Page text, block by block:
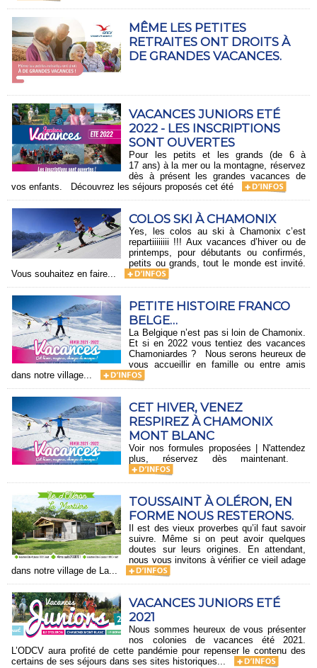
MÊME LES PETITES
RETRAITES ONT DROITS À
DE GRANDES VACANCES.
VACANCES JUNIORS ETÉ
2022 - LES INSCRIPTIONS
SONT OUVERTES
Pour les petits et les grands (de 6 à
17 ans) à la mer ou la montagne, réservez
dès à présent les grandes vacances de
vos enfants. Découvrez les séjours proposés cet été
COLOS SKI À CHAMONIX
Yes, les colos au ski à Chamonix c’est
repartiiiiiiii !!! Aux vacances d’hiver ou de
printemps, pour débutants ou confirmés,
petits ou grands, tout le monde est invité.
Vous souhaitez en faire...
PETITE HISTOIRE FRANCO
BELGE…
La Belgique n’est pas si loin de Chamonix.
Et si en 2022 vous tentiez des vacances
Chamoniardes ? Nous serons heureux de
vous accueillir en famille ou entre amis
dans notre village...
CET HIVER, VENEZ
RESPIREZ À CHAMONIX
MONT BLANC
Voir nos formules proposées | N'attendez
plus, réservez dès maintenant.
TOUSSAINT À OLÉRON, EN
FORME NOUS RESTERONS.
Il est des vieux proverbes qu’il faut savoir
suivre. Même si on peut avoir quelques
doutes sur leurs origines. En attendant,
nous vous invitons à vérifier ce vieil adage
dans notre village de La...
VACANCES JUNIORS ETÉ
2021
Nous sommes heureux de vous présenter
nos colonies de vacances été 2021.
L’ODCV aura profité de cette pandémie pour repenser le contenu des
certains de ses séjours dans ses sites historiques...